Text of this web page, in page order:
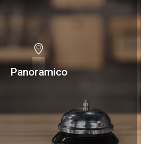
Panoramico
Panoramico